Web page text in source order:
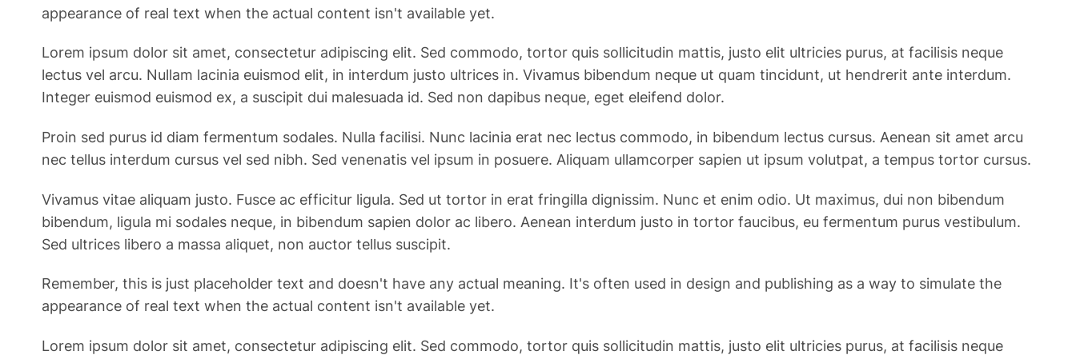
appearance of real text when the actual content isn't available yet.
Lorem ipsum dolor sit amet, consectetur adipiscing elit. Sed commodo, tortor quis sollicitudin mattis, justo elit ultricies purus, at facilisis neque
lectus vel arcu. Nullam lacinia euismod elit, in interdum justo ultrices in. Vivamus bibendum neque ut quam tincidunt, ut hendrerit ante interdum.
Integer euismod euismod ex, a suscipit dui malesuada id. Sed non dapibus neque, eget eleifend dolor.
Proin sed purus id diam fermentum sodales. Nulla facilisi. Nunc lacinia erat nec lectus commodo, in bibendum lectus cursus. Aenean sit amet arcu
nec tellus interdum cursus vel sed nibh. Sed venenatis vel ipsum in posuere. Aliquam ullamcorper sapien ut ipsum volutpat, a tempus tortor cursus.
Vivamus vitae aliquam justo. Fusce ac efficitur ligula. Sed ut tortor in erat fringilla dignissim. Nunc et enim odio. Ut maximus, dui non bibendum
bibendum, ligula mi sodales neque, in bibendum sapien dolor ac libero. Aenean interdum justo in tortor faucibus, eu fermentum purus vestibulum.
Sed ultrices libero a massa aliquet, non auctor tellus suscipit.
Remember, this is just placeholder text and doesn't have any actual meaning. It's often used in design and publishing as a way to simulate the
appearance of real text when the actual content isn't available yet.
Lorem ipsum dolor sit amet, consectetur adipiscing elit. Sed commodo, tortor quis sollicitudin mattis, justo elit ultricies purus, at facilisis neque